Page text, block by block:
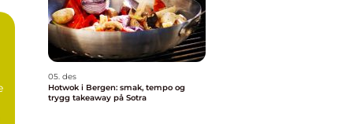
05. des
Hotwok i Bergen: smak, tempo og
trygg takeaway på Sotra